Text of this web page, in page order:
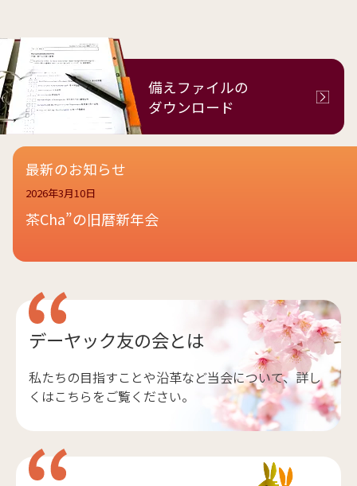
備えファイルの
ダウンロード
最新のお知らせ
2026年3月10日
茶Cha”の旧暦新年会
デーヤック友の会とは
私たちの目指すことや沿革など当会について、詳し
くはこちらをご覧ください。